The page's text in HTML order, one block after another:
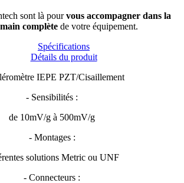
sont là pourvous accompagner dans la
complètede votre équipement.
Spécifications
Détails du produit
IEPE PZT/Cisaillement
- Sensibilités :
de 10mV/g à 500mV/g
- Montages :
solutions Metric ou UNF
- Connecteurs :